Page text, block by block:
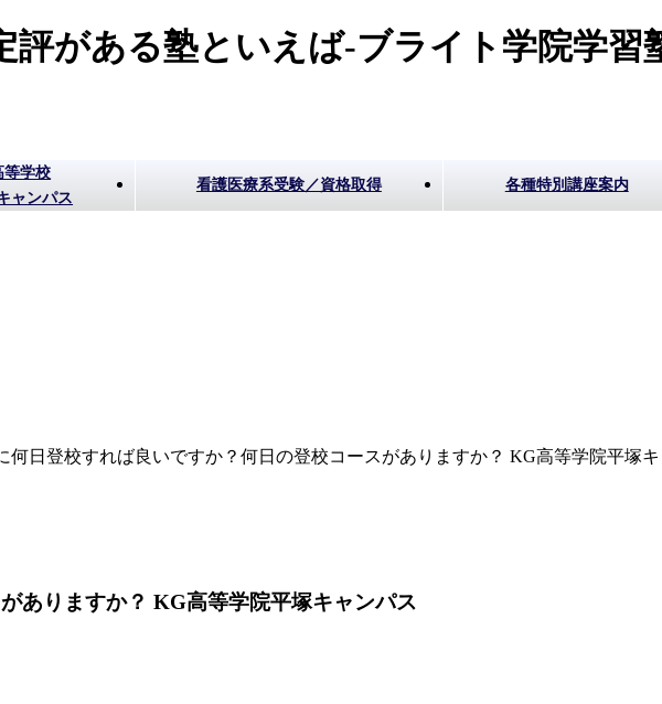
評がある塾といえば-ブライト学院学習
等学校
ャンパス
看護医療系受験／資格取得 各種特別講座案内
何日登校すれば良いですか？何日の登校コースがありますか？ KG高等学院平塚
ありますか？ KG高等学院平塚キャンパス